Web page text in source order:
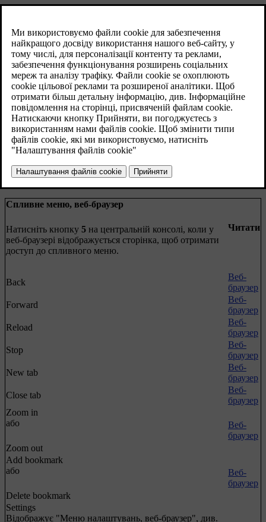
Меню відображується у звичайному вигляді веб-
браузера, якщо не відкрита жодна вкладка.
Читати
Enter address
Веб-
браузер
Settings
Відображує "Меню налаштувань, веб-браузер", див.
нижче.
Закладка 1
Закладка 2
тощо.
Спливне меню, веб-браузер
Натисніть кнопку 5 на центральній консолі, коли у
веб-браузері відображується сторінка, щоб отримати
доступ до спливного меню.
Читати
Back
Веб-
браузер
Forward
Веб-
браузер
Reload
Веб-
браузер
Stop
Веб-
браузер
New tab
Веб-
браузер
Close tab
Веб-
браузер
Zoom in
або
Zoom out
Веб-
браузер
Add bookmark
або
Delete bookmark
Веб-
браузер
Settings
Відображує "Меню налаштувань, веб-браузер", див.